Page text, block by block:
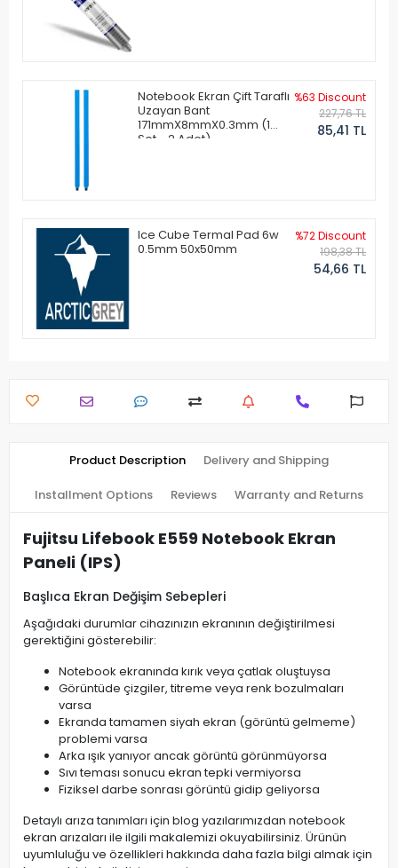
Notebook Ekran Çift Taraflı
Uzayan Bant
171mmX8mmX0.3mm (1
Set - 2 Adet)
%63 Discount
227,76 TL
85,41 TL
Ice Cube Termal Pad 6w
0.5mm 50x50mm
%72 Discount
198,38 TL
54,66 TL
Product Description Delivery and Shipping
Installment Options Reviews Warranty and Returns
Fujitsu Lifebook E559 Notebook Ekran
Paneli (IPS)
Başlıca Ekran Değişim Sebepleri
Aşağıdaki durumlar cihazınızın ekranının değiştirilmesi
gerektiğini gösterebilir:
Notebook ekranında kırık veya çatlak oluştuysa
Görüntüde çizgiler, titreme veya renk bozulmaları
varsa
Ekranda tamamen siyah ekran (görüntü gelmeme)
problemi varsa
Arka ışık yanıyor ancak görüntü görünmüyorsa
Sıvı teması sonucu ekran tepki vermiyorsa
Fiziksel darbe sonrası görüntü gidip geliyorsa
Detaylı arıza tanımları için blog yazılarımızdan notebook
ekran arızaları ile ilgili makalemizi okuyabilirsiniz. Ürünün
uyumluluğu ve özellikleri hakkında daha fazla bilgi almak için